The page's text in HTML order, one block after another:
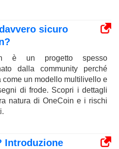
sicuro
è un progetto spesso
dalla community perché
come un modello multilivello e
di frode. Scopri i dettagli
natura di OneCoin e i rischi
Introduzione